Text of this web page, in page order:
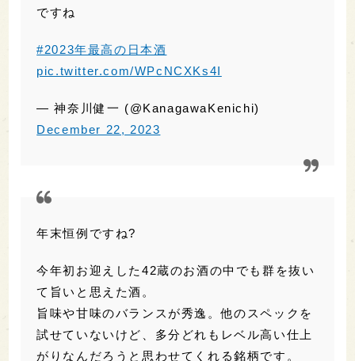
pic.twitter.com/WPcNCXKs4I
December 22, 2023
て旨いと思えた酒。
旨味や甘味のバランスが秀逸。他のスペックを
試せていないけど、多分どれもレベル高い仕上
がりなんだろうと思わせてくれる銘柄です。
来年はもうちょっと追いかけてみようかな?